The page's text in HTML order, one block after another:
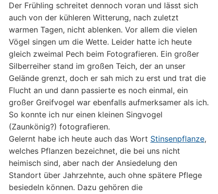
Der Frühling schreitet dennoch voran und lässt sich
auch von der kühleren Witterung, nach zuletzt
warmen Tagen, nicht ablenken. Vor allem die vielen
Vögel singen um die Wette. Leider hatte ich heute
gleich zweimal Pech beim Fotografieren. Ein großer
Silberreiher stand im großen Teich, der an unser
Gelände grenzt, doch er sah mich zu erst und trat die
Flucht an und dann passierte es noch einmal, ein
großer Greifvogel war ebenfalls aufmerksamer als ich.
So konnte ich nur einen kleinen Singvogel
(Zaunkönig?) fotografieren.
Gelernt habe ich heute auch das Wort Stinsenpflanze,
welches Pflanzen bezeichnet, die bei uns nicht
heimisch sind, aber nach der Ansiedelung den
Standort über Jahrzehnte, auch ohne spätere Pflege
besiedeln können. Dazu gehören die